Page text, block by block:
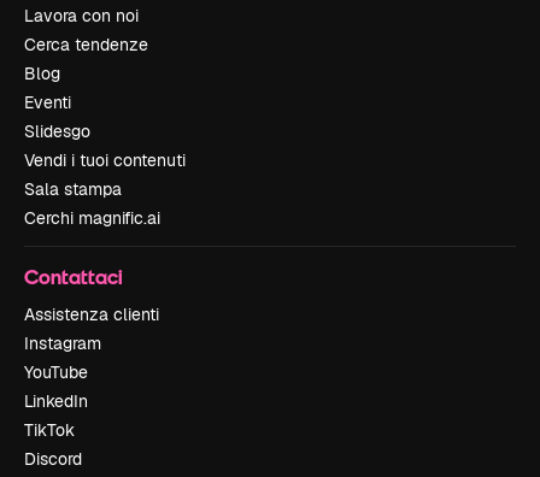
Lavora con noi
Cerca tendenze
Blog
Eventi
Slidesgo
Vendi i tuoi contenuti
Sala stampa
Cerchi magnific.ai
Contattaci
Assistenza clienti
Instagram
YouTube
LinkedIn
TikTok
Discord